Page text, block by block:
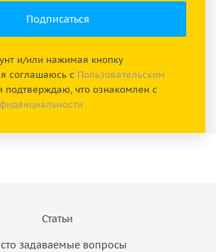
и/или нажимая кнопку
соглашаюсь с Пользовательским
подтверждаю, что ознакомлен с
Статьи
задаваемые вопросы